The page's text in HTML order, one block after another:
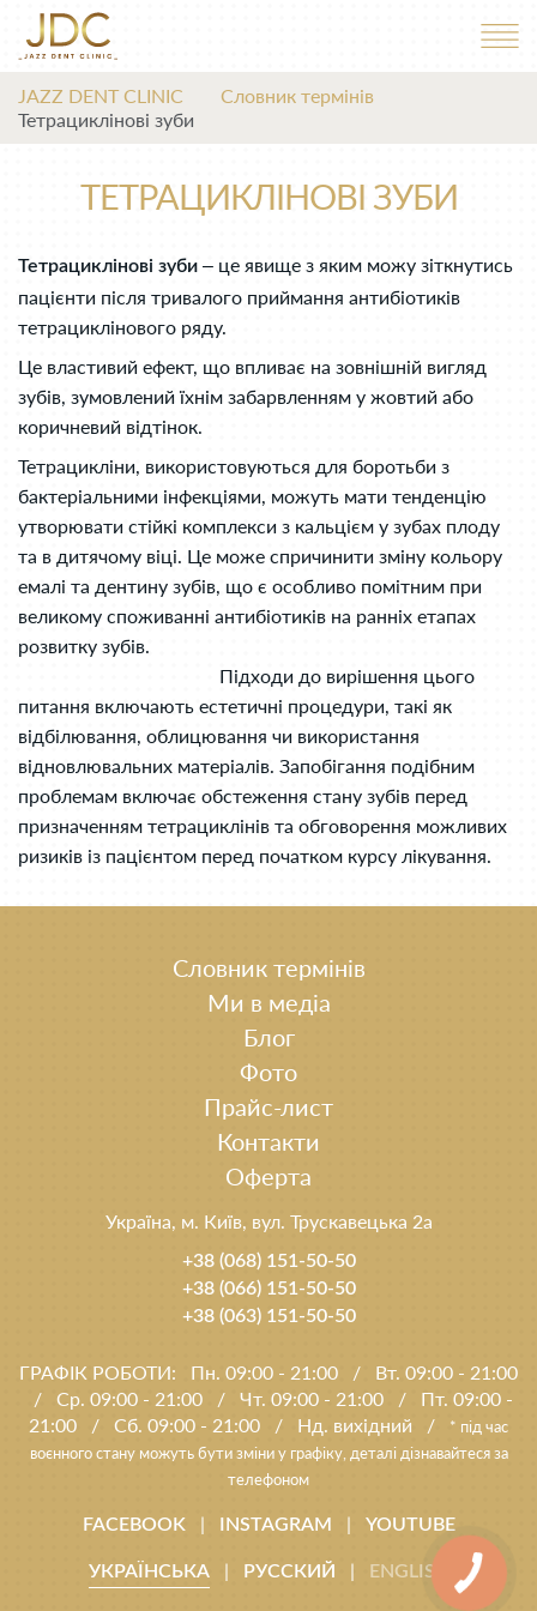
JAZZ DENT CLINIC
Словник термінів
Тетрациклінові зуби
ТЕТРАЦИКЛІНОВІ ЗУБИ
Тетрациклінові зуби – це явище з яким можу зіткнутись
пацієнти після тривалого приймання антибіотиків
тетрациклінового ряду.
Це властивий ефект, що впливає на зовнішній вигляд
зубів, зумовлений їхнім забарвленням у жовтий або
коричневий відтінок.
Тетрацикліни, використовуються для боротьби з
бактеріальними інфекціями, можуть мати тенденцію
утворювати стійкі комплекси з кальцієм у зубах плоду
та в дитячому віці. Це може спричинити зміну кольору
емалі та дентину зубів, що є особливо помітним при
великому споживанні антибіотиків на ранніх етапах
розвитку зубів.
Підходи до вирішення цього
питання включають естетичні процедури, такі як
відбілювання, облицювання чи використання
відновлювальних матеріалів. Запобігання подібним
проблемам включає обстеження стану зубів перед
призначенням тетрациклінів та обговорення можливих
ризиків із пацієнтом перед початком курсу лікування.
Словник термінів
Ми в медіа
Блог
Фото
Прайс-лист
Контакти
Оферта
Україна, м. Київ, вул. Трускавецька 2а
+38 (068) 151-50-50
+38 (066) 151-50-50
+38 (063) 151-50-50
ГРАФІК РОБОТИ: Пн. 09:00 - 21:00 /
Вт. 09:00 - 21:00
/
Ср. 09:00 - 21:00 / Чт. 09:00 - 21:00 /
Пт. 09:00 -
21:00
/ Сб. 09:00 - 21:00 / Нд. вихідний /
* під час
воєнного стану можуть бути зміни у графіку, деталі дізнавайтеся за
телефоном
FACEBOOK | INSTAGRAM | YOUTUBE
УКРАЇНСЬКА| РУССКИЙ | ENGLISH